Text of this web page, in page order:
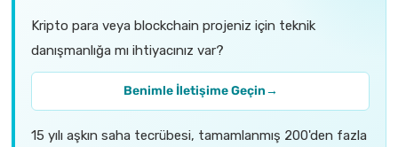
Kripto para veya blockchain projeniz için teknik
danışmanlığa mı ihtiyacınız var?
Benimle İletişime Geçin→
15 yılı aşkın saha tecrübesi, tamamlanmış 200'den fazla